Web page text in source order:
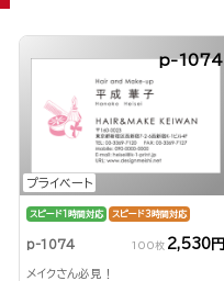
プライベート
p-1074
スピード1時間対応 スピード3時間対応
p-1074 100枚 2,530円
メイクさん必見！